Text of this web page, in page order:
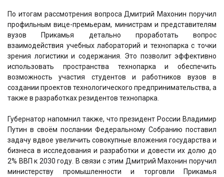
По итогам рассмотрения вопроса Дмитрий Махонин поручил
профильным вице-премьерам, министрам и представителям
вузов Прикамья детально проработать вопрос
взаимодействия учебных лабораторий и технопарка с точки
зрения логистики и содержания. Это позволит эффективно
использовать пространства технопарка и обеспечить
возможность участия студентов и работников вузов в
создании проектов технологического предпринимательства, а
также в разработках резидентов технопарка.
Губернатор напомнил также, что президент России Владимир
Путин в своём послании Федеральному Собранию поставил
задачу вдвое увеличить совокупные вложения государства и
бизнеса в исследования и разработки и довести их долю до
2% ВВП к 2030 году. В связи с этим Дмитрий Махонин поручил
министерству промышленности и торговли Прикамья